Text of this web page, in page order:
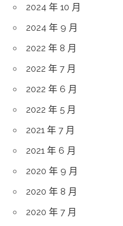
2024 年 10 月
2024 年 9 月
2022 年 8 月
2022 年 7 月
2022 年 6 月
2022 年 5 月
2021 年 7 月
2021 年 6 月
2020 年 9 月
2020 年 8 月
2020 年 7 月